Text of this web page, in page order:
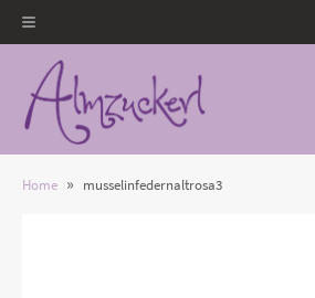
Home » musselinfedernaltrosa3